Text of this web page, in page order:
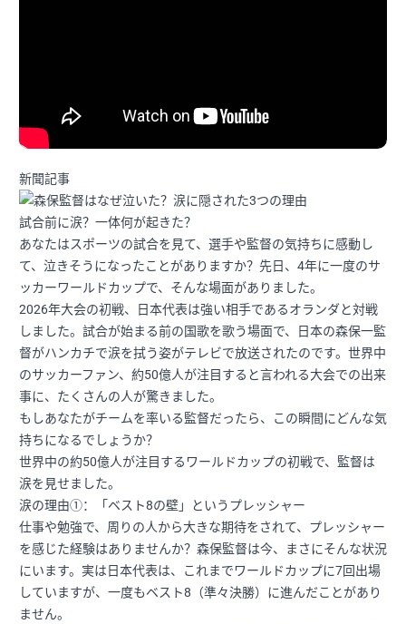
新聞記事
試合前に涙？一体何が起きた？
あなたはスポーツの試合を見て、選手や監督の気持ちに感動し
て、泣きそうになったことがありますか？先日、4年に一度のサ
ッカーワールドカップで、そんな場面がありました。
2026年大会の初戦、日本代表は強い相手であるオランダと対戦
しました。試合が始まる前の国歌を歌う場面で、日本の森保一監
督がハンカチで涙を拭う姿がテレビで放送されたのです。世界中
のサッカーファン、約50億人が注目すると言われる大会での出来
事に、たくさんの人が驚きました。
もしあなたがチームを率いる監督だったら、この瞬間にどんな気
持ちになるでしょうか？
世界中の約50億人が注目するワールドカップの初戦で、監督は
涙を見せました。
涙の理由①：「ベスト8の壁」というプレッシャー
仕事や勉強で、周りの人から大きな期待をされて、プレッシャー
を感じた経験はありませんか？森保監督は今、まさにそんな状況
にいます。実は日本代表は、これまでワールドカップに7回出場
していますが、一度もベスト8（準々決勝）に進んだことがあり
ません。